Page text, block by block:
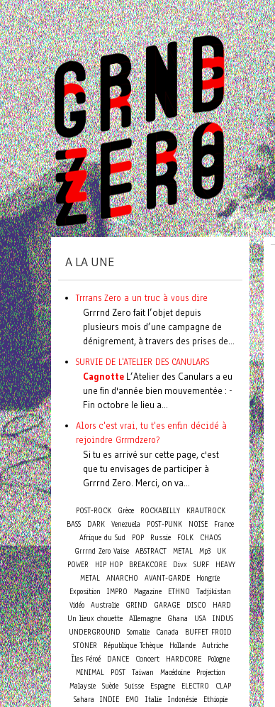
A LA UNE
Trrrans Zero a un truc à vous dire
Grrrnd Zero fait l’objet depuis
plusieurs mois d’une campagne de
dénigrement, à travers des prises de...
SURVIE DE L'ATELIER DES CANULARS
Cagnotte L’Atelier des Canulars a eu
une fin d'année bien mouvementée : -
Fin octobre le lieu a...
Alors c'est vrai, tu t'es enfin décidé à
rejoindre Grrrndzero?
Si tu es arrivé sur cette page, c'est
que tu envisages de participer à
Grrrnd Zero. Merci, on va...
POST-ROCK Grèce ROCKABILLY
KRAUTROCK
BASS
DARK Venezuela POST-PUNK NOISE
France
Afrique du Sud
POP Russie FOLK
CHAOS
Grrrnd Zero Vaise ABSTRACT METAL Mp3
UK
POWER
HIP HOP BREAKCORE Divx SURF
HEAVY
METAL
ANARCHO AVANT-GARDE
Hongrie
Exposition
IMPRO Magazine ETHNO
Tadjikistan
Vidéo Australie GRIND GARAGE DISCO
HARD
Un lieux chouette Allemagne Ghana USA INDUS
UNDERGROUND
Somalie Canada
BUFFET FROID
STONER
République Tchèque Hollande
Autriche
Îles Féroé
DANCE Concert HARDCORE
Pologne
MINIMAL
POST Taiwan Macédoine
Projection
Malaysie Suède Suisse Espagne ELECTRO
CLAP
Sahara INDIE EMO Italie Indonésie
Ethiopie